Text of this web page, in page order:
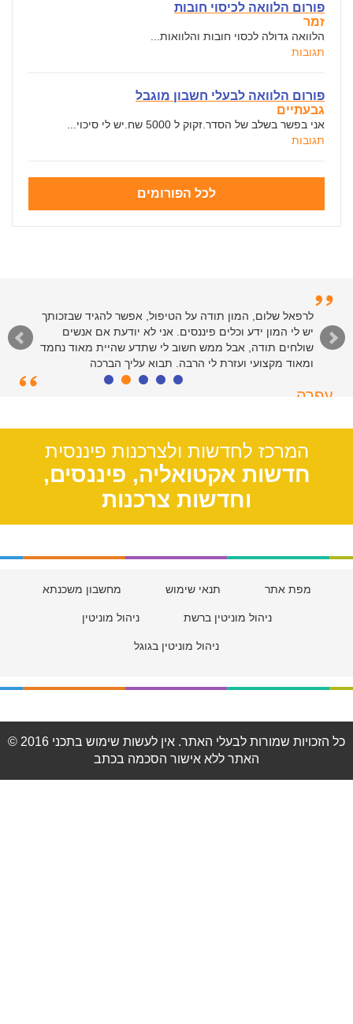
פורום הלוואה לכיסוי חובות
זמר
הלוואה גדולה לכסוי חובות והלוואות...
תגובות
פורום הלוואה לבעלי חשבון מוגבל
גבעתיים
אני בפשר בשלב של הסדר.זקוק ל 5000 שח.יש לי סיכוי...
תגובות
לכל הפורומים
לרפאל שלום, המון תודה על הטיפול, אפשר להגיד שבזכותך
יש לי המון ידע וכלים פיננסים. אני לא יודעת אם אנשים
שולחים תודה, אבל ממש חשוב לי שתדע שהיית מאוד נחמד
ומאוד מקצועי ועזרת לי הרבה. תבוא עליך הברכה
עפרה
המרכז לחדשות ולצרכנות פיננסית
חדשות אקטואליה, פיננסים,
וחדשות צרכנות
מפת אתר תנאי שימוש מחשבון משכנתא
ניהול מוניטין ברשת ניהול מוניטין
ניהול מוניטין בגוגל
© 2016 כל הזכויות שמורות לבעלי האתר. אין לעשות שימוש בתכני
האתר ללא אישור הסכמה בכתב